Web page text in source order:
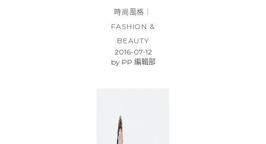
時尚風格｜
FASHION &
BEAUTY
2016-07-12
byPP 編輯部